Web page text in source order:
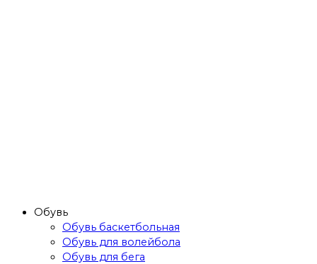
Обувь
Обувь баскетбольная
Обувь для волейбола
Обувь для бега